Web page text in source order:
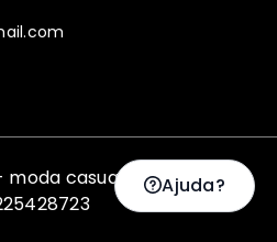
moda casual ancestral |
Ajuda?